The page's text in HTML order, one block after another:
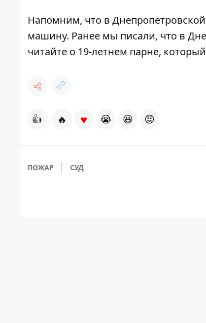
Напомним, что в
машину. Ранее мы писали, что в
читайте о 19-летнем парне,
👍 🔥 ♥ 😭 😆 😡
ПОЖАР СУД